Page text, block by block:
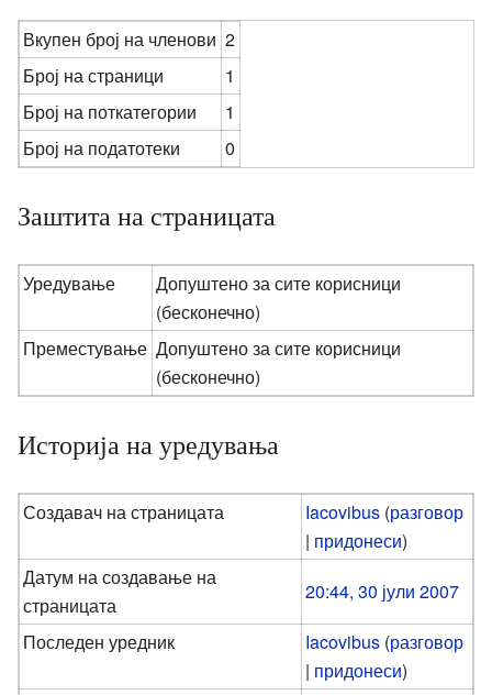
Вкупен број на членови 2
Број на страници
1
Број на поткатегории
1
Број на податотеки
0
Заштита на страницата
Уредување
Допуштено за сите корисници
(бесконечно)
Преместување Допуштено за сите корисници
(бесконечно)
Историја на уредувања
Создавач на страницата Iacovibus (разговор
| придонеси)
Датум на создавање на
страницата
20:44, 30 јули 2007
Последен уредник
Iacovibus (разговор
| придонеси)